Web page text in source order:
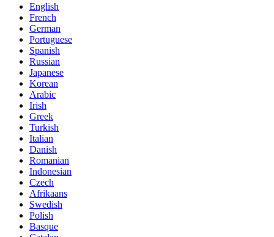
English
French
German
Portuguese
Spanish
Russian
Japanese
Korean
Arabic
Irish
Greek
Turkish
Italian
Danish
Romanian
Indonesian
Czech
Afrikaans
Swedish
Polish
Basque